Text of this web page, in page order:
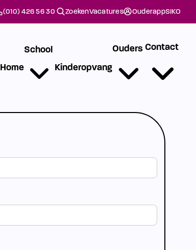
(010) 426 56 30 ZoekenVacatures OuderappSIKO
Home
School
Kinderopvang
Ouders Contact